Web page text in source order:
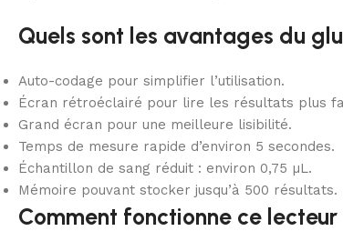
Quels sont les avantages du
Auto-codage pour simplifier l’utilisation.
Écran rétroéclairé pour lire les résultats plus
Grand écran pour une meilleure lisibilité.
Temps de mesure rapide d’environ 5 secondes.
Échantillon de sang réduit : environ 0,75 µL.
Mémoire pouvant stocker jusqu’à 500 résultats.
Comment fonctionne ce